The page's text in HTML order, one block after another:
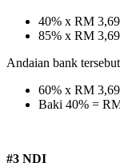
40% x RM
85% x RM
Andaian bank
60% x RM
Baki 40% =
#3 NDI